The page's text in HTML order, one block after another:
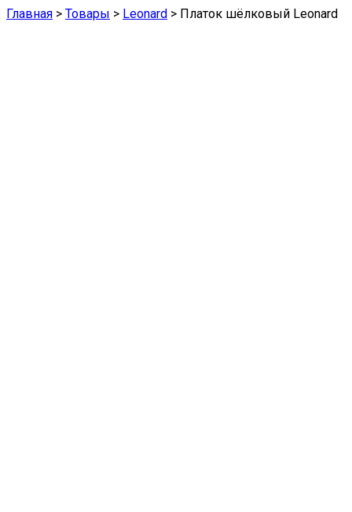
Главная > Товары > Leonard > Платок шёлковый Leonard